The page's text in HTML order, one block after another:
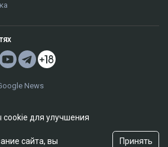
News
для улучшения
сайта, вы
Принять